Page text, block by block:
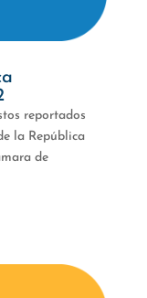
reportados
la República
de